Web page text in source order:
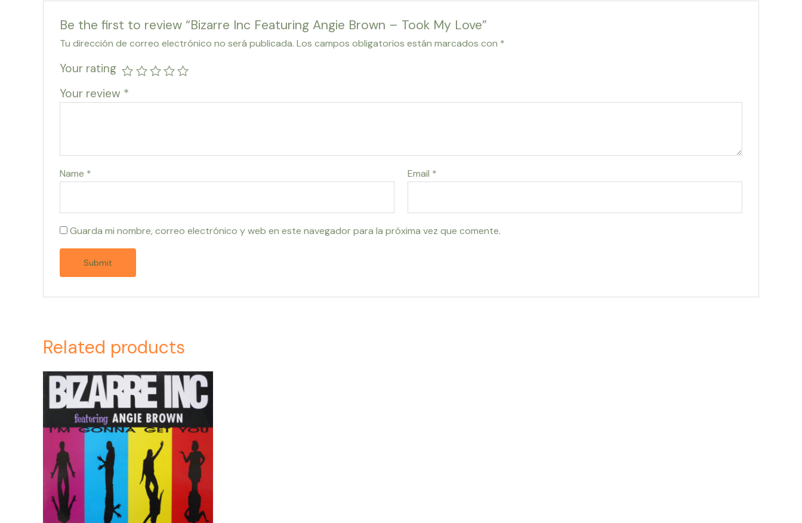
Be the first to review “Bizarre Inc Featuring Angie Brown – Took My Love”
Tu dirección de correo electrónico no será publicada. Los campos obligatorios están marcados con *
Your rating
Your review *
Name * Email *
Guarda mi nombre, correo electrónico y web en este navegador para la próxima vez que comente.
Related products